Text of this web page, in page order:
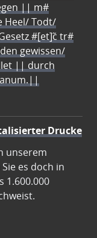
|| m#
Heel/ Todt/
#[et]c̃ tr#
gewissen/
|| durch
Drucke
unserem
es doch in
1.600.000